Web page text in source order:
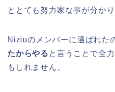
ととても努力家な事が分かり
Niziuのメンバーに選ばれた
たからやる と言うことで全
もしれません。